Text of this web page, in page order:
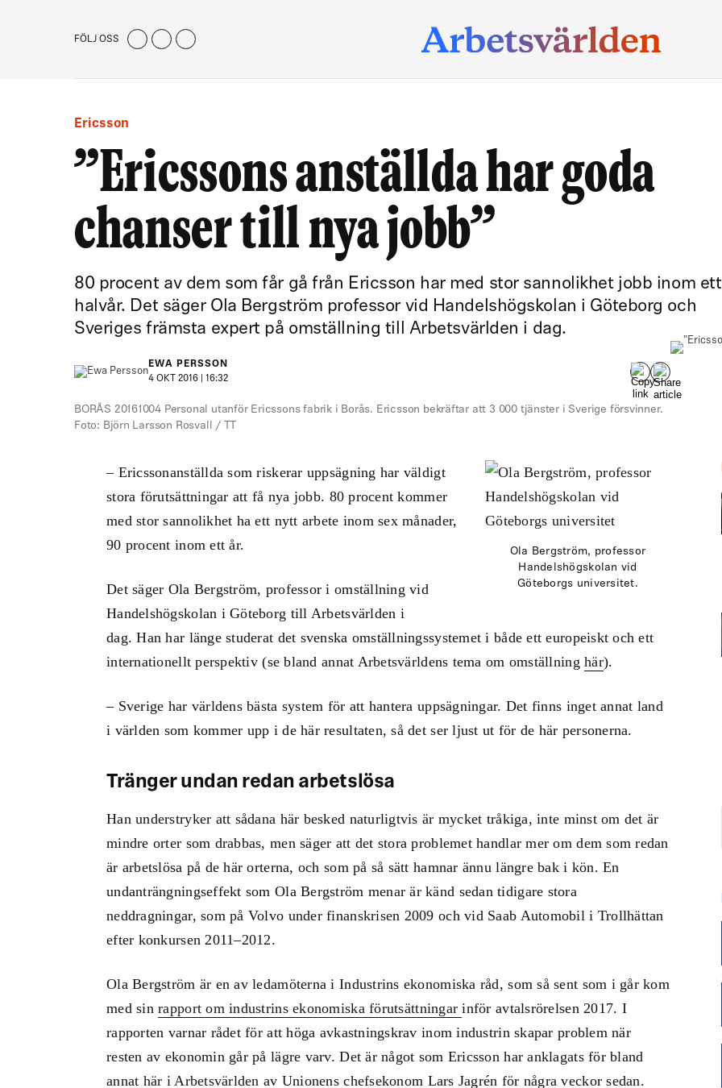
FÖLJ OSS
Ericsson
”Ericssons anställda har goda
chanser till nya jobb”
80 procent av dem som får gå från Ericsson har med stor sannolikhet jobb inom ett
halvår. Det säger Ola Bergström professor vid Handelshögskolan i Göteborg och
Sveriges främsta expert på omställning till Arbetsvärlden i dag.
EWA PERSSON
4 OKT 2016 | 16:32
BORÅS 20161004 Personal utanför Ericssons fabrik i Borås. Ericsson bekräftar att 3 000 tjänster i Sverige försvinner.
Foto: Björn Larsson Rosvall / TT
Ola Bergström, professor
Handelshögskolan vid
Göteborgs universitet.
– Ericssonanställda som riskerar uppsägning har väldigt
stora förutsättningar att få nya jobb. 80 procent kommer
med stor sannolikhet ha ett nytt arbete inom sex månader,
90 procent inom ett år.
Det säger Ola Bergström, professor i omställning vid
Handelshögskolan i Göteborg till Arbetsvärlden i
dag. Han har länge studerat det svenska omställningssystemet i både ett europeiskt och ett
internationellt perspektiv (se bland annat Arbetsvärldens tema om omställninghär).
– Sverige har världens bästa system för att hantera uppsägningar. Det finns inget annat land
i världen som kommer upp i de här resultaten, så det ser ljust ut för de här personerna.
Tränger undan redan arbetslösa
Han understryker att sådana här besked naturligtvis är mycket tråkiga, inte minst om det är
mindre orter som drabbas, men säger att det stora problemet handlar mer om dem som redan
är arbetslösa på de här orterna, och som på så sätt hamnar ännu längre bak i kön. En
undanträngningseffekt som Ola Bergström menar är känd sedan tidigare stora
neddragningar, som på Volvo under finanskrisen 2009 och vid Saab Automobil i Trollhättan
efter konkursen 2011–2012.
Ola Bergström är en av ledamöterna i Industrins ekonomiska råd, som så sent som i går kom
med sinrapport om industrins ekonomiska förutsättningarinför avtalsrörelsen 2017. I
rapporten varnar rådet för att höga avkastningskrav inom industrin skapar problem när
resten av ekonomin går på lägre varv. Det är något som Ericsson har anklagats för bland
annat här i Arbetsvärldenav Unionens chefsekonom Lars Jagrén för några veckor sedan.